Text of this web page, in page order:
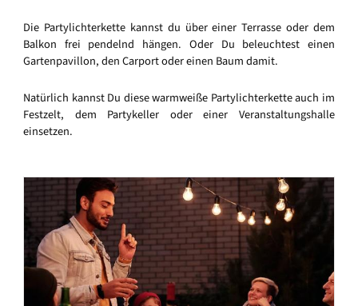
Die Partylichterkette kannst du über einer Terrasse oder dem
Balkon frei pendelnd hängen. Oder Du beleuchtest einen
Gartenpavillon, den Carport oder einen Baum damit.
Natürlich kannst Du diese warmweiße Partylichterkette auch im
Festzelt, dem Partykeller oder einer Veranstaltungshalle
einsetzen.